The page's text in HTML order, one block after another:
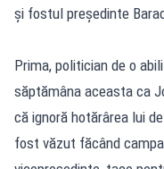
şi fostul preşedinte
Prima, politician de o
săptămâna aceasta ca
că ignoră hotărârea lui
fost văzut făcând